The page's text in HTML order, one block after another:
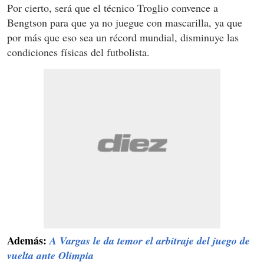
Por cierto, será que el técnico Troglio convence a
Bengtson para que ya no juegue con mascarilla, ya que
por más que eso sea un récord mundial, disminuye las
condiciones físicas del futbolista.
Además:A Vargas le da temor el arbitraje del juego de
vuelta ante Olimpia